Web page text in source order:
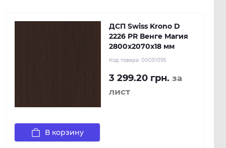
ДСП Swiss Krono D
2226 PR Венге Магия
2800х2070х18 мм
Код товара: 00051095
3 299.20 грн. за
лист
В корзину